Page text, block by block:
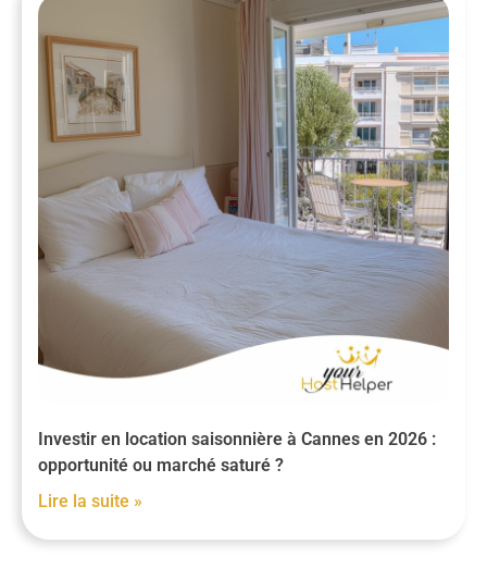
Investir en location saisonnière à Cannes en 2026 :
opportunité ou marché saturé ?
Lire la suite »